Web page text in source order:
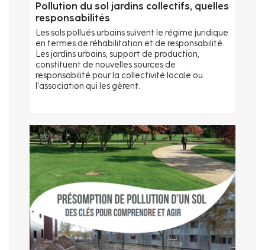
Pollution du sol jardins collectifs, quelles
responsabilités
Les sols pollués urbains suivent le régime juridique
en termes de réhabilitation et de responsabilité.
Les jardins urbains, support de production,
constituent de nouvelles sources de
responsabilité pour la collectivité locale ou
l'association qui les gèrent.